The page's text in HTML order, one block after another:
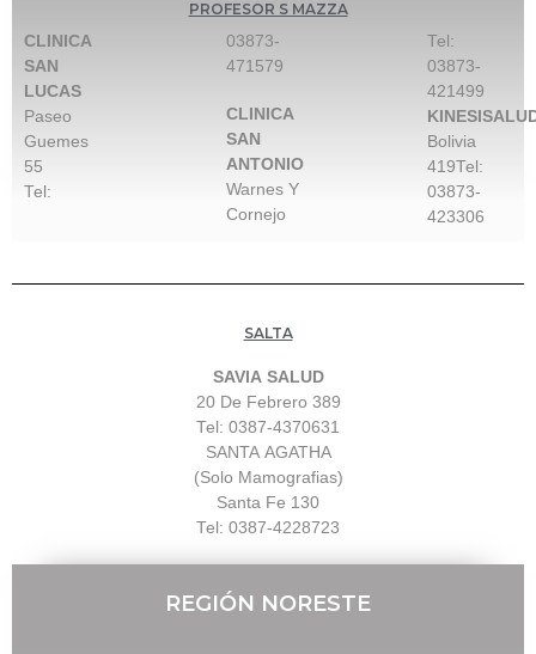
PROFESOR S MAZZA
CLINICA
SAN
LUCAS
Paseo
Guemes
55
Tel:
03873-
471579
CLINICA
SAN
ANTONIO
Warnes Y
Cornejo
Tel:
03873-
421499
Bolivia
419Tel:
03873-
423306
SALTA
SAVIA SALUD
20 De Febrero 389
Tel: 0387-4370631
SANTA AGATHA
(Solo Mamografias)
Santa Fe 130
Tel: 0387-4228723
REGIÓN NORESTE